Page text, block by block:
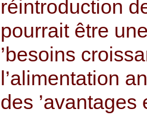
réintroduction
pourrait être
’besoins
l’alimentation
des